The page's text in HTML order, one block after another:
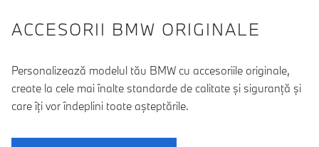
ACCESORII BMW ORIGINALE
Personalizează modelul tău BMW cu accesoriile originale,
create la cele mai înalte standarde de calitate şi siguranţă şi
care îţi vor îndeplini toate aşteptările.